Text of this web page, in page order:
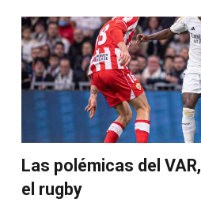
Las polémicas del
el rugby